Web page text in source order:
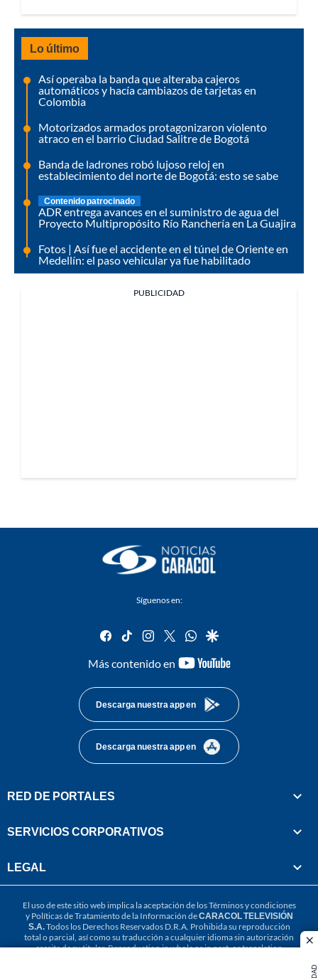
Lo último
Así operaba la banda que alteraba cajeros
automáticos y hacía cambiazos de tarjetas en
Colombia
Motorizados armados protagonizaron violento
atraco en el barrio Ciudad Salitre de Bogotá
Banda de ladrones robó lujoso reloj en
establecimiento del norte de Bogotá: esto se sabe
Contenido patrocinado
ADR entrega avances en el suministro de agua del
Proyecto Multipropósito Río Ranchería en La Guajira
Fotos | Así fue el accidente en el túnel de Oriente en
Medellín: el paso vehicular ya fue habilitado
PUBLICIDAD
Síguenos en:
facebook
tiktok instagram
twitterwhatsapp
google
Más contenido en
youtube-
Descarga nuestra app en
Descarga nuestra app en
RED DE PORTALES
SERVICIOS CORPORATIVOS
LEGAL
El uso de este sitio web implica la aceptación de losTérminos y condiciones
y Políticas de Tratamiento de la Información deCARACOL TELEVISIÓN
S.A.Todos los Derechos Reservados D.R.A. Prohibida su reproducción
total o parcial, así como su traducción a cualquier idioma sin autorización
escrita de su titular. Reproduction in whole or in part, or translation